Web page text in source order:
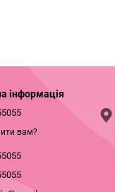
інформація
вам?